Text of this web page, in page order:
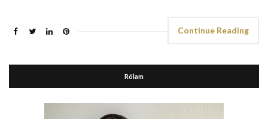
Continue Reading
Rólam